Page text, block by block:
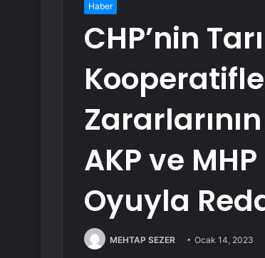
Haber
CHP’nin
AKP ve
Oyuyla
MEHTAP SEZER Ocak 14, 2023